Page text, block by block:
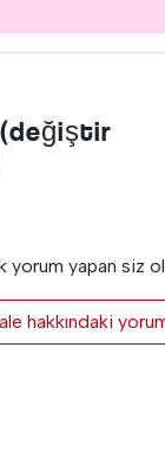
yorum yapan siz
hakkındaki